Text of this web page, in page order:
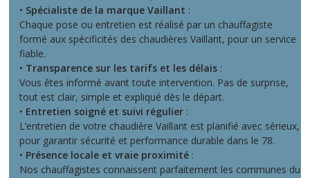
• Spécialiste de la marque Vaillant :
Chaque pose ou entretien est réalisé par un chauffagiste
formé aux spécificités des chaudières Vaillant, pour un service
fiable.
• Transparence sur les tarifs et les délais :
Vous êtes informé avant toute intervention. Pas de surprise,
tout est clair, simple et expliqué dès le départ.
• Entretien soigné et suivi régulier :
L’entretien de votre chaudière Vaillant est planifié avec sérieux,
pour garantir sécurité et performance durable dans le 78.
• Présence locale et vraie proximité :
Nos chauffagistes connaissent parfaitement les communes du